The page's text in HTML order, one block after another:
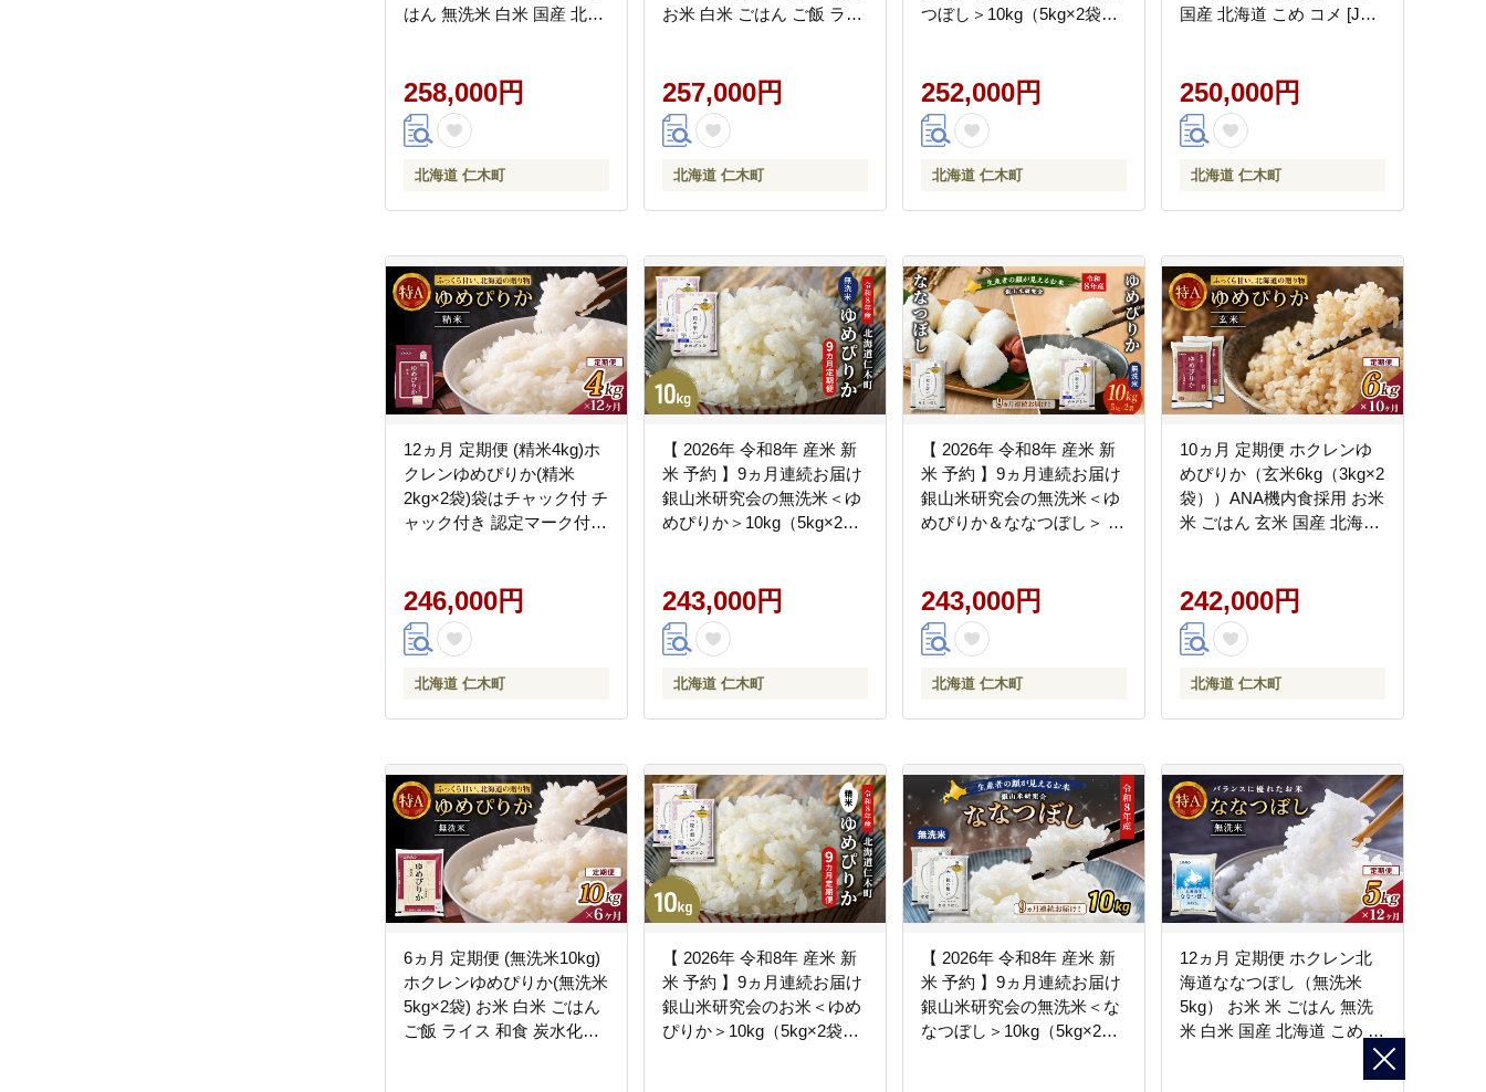
はん 無洗米 白米 国産 北海
258,000円
北海道 仁木町
お米 白米 ごはん ご飯 ライ
257,000円
北海道 仁木町
つぼし＞10kg（5kg×2袋）
海道産 産地直送 時短 ごは
ん [株式会社 松原米穀]
252,000円
北海道 仁木町
国産 北海道 こめ コメ [JA
250,000円
北海道 仁木町
12ヵ月 定期便 (精米4kg)ホ
クレンゆめぴりか(精米
2kg×2袋)袋はチャック付 チ
ャック付き 認定マーク付き
にぎり お弁当 [JA新おたる]
246,000円
北海道 仁木町
【 2026年 令和8年 産米 新
米 予約 】9ヵ月連続お届け
銀山米研究会の無洗米＜ゆ
めぴりか＞10kg（5kg×2
海道産 産地直送 時短 ごは
ん [株式会社 松原米穀]
243,000円
北海道 仁木町
【 2026年 令和8年 産米 新
米 予約 】9ヵ月連続お届け
銀山米研究会の無洗米＜ゆ
めぴりか＆ななつぼし＞ セ
ンド米 おにぎり お弁当 北
海道産 [株式会社 松原米穀]
243,000円
北海道 仁木町
10ヵ月 定期便 ホクレンゆ
めぴりか（玄米6kg（3kg×2
袋））ANA機内食採用 お米
米 ごはん 玄米 国産 北海道
242,000円
北海道 仁木町
6ヵ月 定期便 (無洗米10kg)
ホクレンゆめぴりか(無洗米
5kg×2袋) お米 白米 ごはん
ご飯 ライス 和食 炭水化物
【 2026年 令和8年 産米 新
米 予約 】9ヵ月連続お届け
銀山米研究会のお米＜ゆめ
ぴりか＞10kg（5kg×2袋）
【 2026年 令和8年 産米 新
米 予約 】9ヵ月連続お届け
銀山米研究会の無洗米＜な
なつぼし＞10kg（5kg×2
12ヵ月 定期便 ホクレン北
海道ななつぼし（無洗米
5kg） お米 米 ごはん 無洗
米 白米 国産 北海道 こめ コ